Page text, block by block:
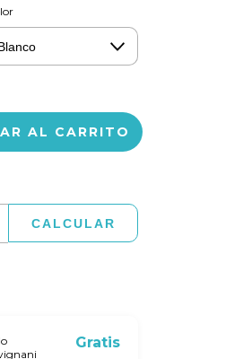
CALCULAR
Gratis